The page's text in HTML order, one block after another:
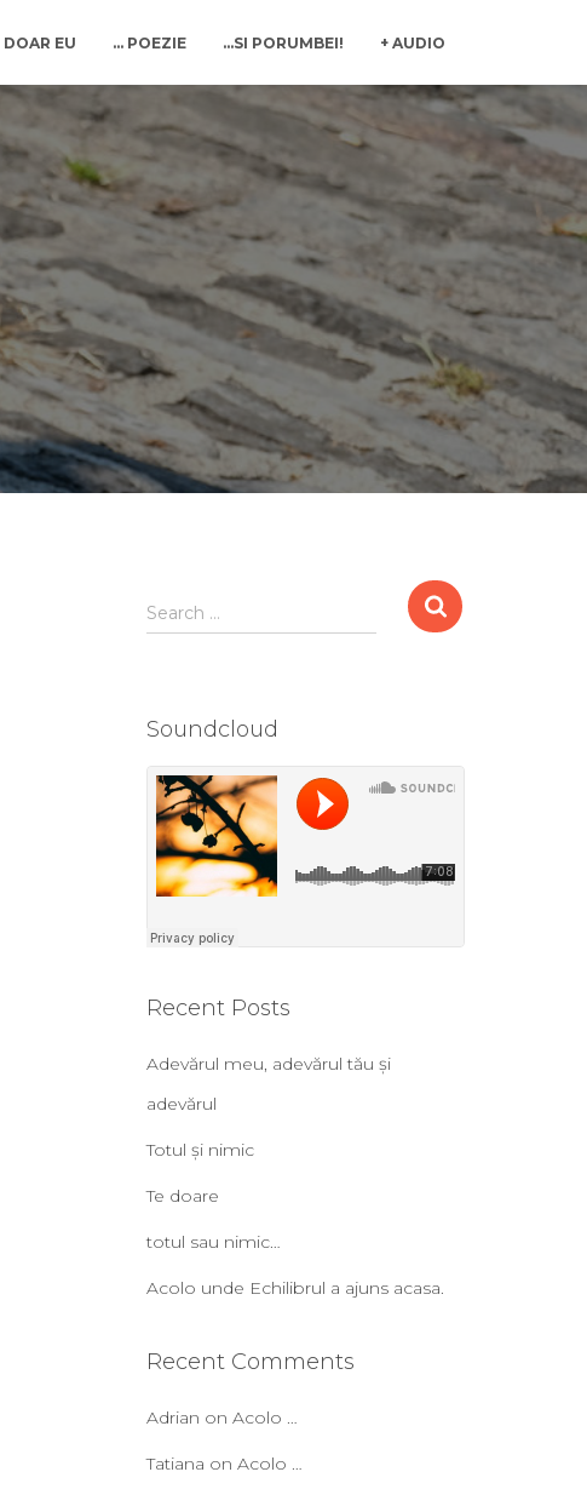
DOAR EU … POEZIE …SI PORUMBEI! + AUDIO
Search …
Soundcloud
Recent Posts
Adevărul meu, adevărul tău și
adevărul
Totul și nimic
Te doare
totul sau nimic…
Acolo unde Echilibrul a ajuns acasa.
Recent Comments
Adrian on Acolo …
Tatiana on Acolo …